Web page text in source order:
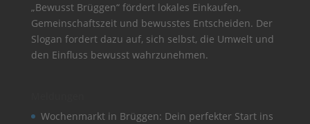
„Bewusst Brüggen“ fördert lokales Einkaufen,
Gemeinschaftszeit und bewusstes Entscheiden. Der
Slogan fordert dazu auf, sich selbst, die Umwelt und
den Einfluss bewusst wahrzunehmen.
Wochenmarkt in Brüggen: Dein perfekter Start ins